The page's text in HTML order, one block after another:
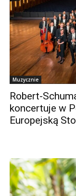
Muzycznie
Robert-
koncertuje w
Europejską